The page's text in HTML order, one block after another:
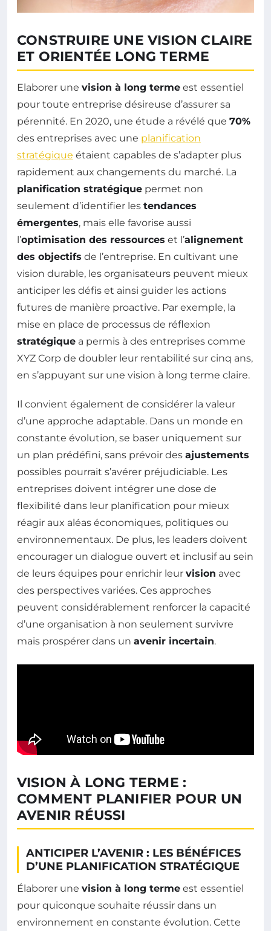
CONSTRUIRE UNE VISION CLAIRE
ET ORIENTÉE LONG TERME
Elaborer une vision à long terme est essentiel
pour toute entreprise désireuse d’assurer sa
pérennité. En 2020, une étude a révélé que 70%
des entreprises avec une planification
stratégique étaient capables de s’adapter plus
rapidement aux changements du marché. La
planification stratégique permet non
seulement d’identifier les tendances
émergentes, mais elle favorise aussi
l’optimisation des ressources et l’alignement
des objectifs de l’entreprise. En cultivant une
vision durable, les organisateurs peuvent mieux
anticiper les défis et ainsi guider les actions
futures de manière proactive. Par exemple, la
mise en place de processus de réflexion
stratégique a permis à des entreprises comme
XYZ Corp de doubler leur rentabilité sur cinq ans,
en s’appuyant sur une vision à long terme claire.
Il convient également de considérer la valeur
d’une approche adaptable. Dans un monde en
constante évolution, se baser uniquement sur
un plan prédéfini, sans prévoir des ajustements
possibles pourrait s’avérer préjudiciable. Les
entreprises doivent intégrer une dose de
flexibilité dans leur planification pour mieux
réagir aux aléas économiques, politiques ou
environnementaux. De plus, les leaders doivent
encourager un dialogue ouvert et inclusif au sein
de leurs équipes pour enrichir leur vision avec
des perspectives variées. Ces approches
peuvent considérablement renforcer la capacité
d’une organisation à non seulement survivre
mais prospérer dans un avenir incertain.
VISION À LONG TERME :
COMMENT PLANIFIER POUR UN
AVENIR RÉUSSI
ANTICIPER L’AVENIR : LES BÉNÉFICES
D’UNE PLANIFICATION STRATÉGIQUE
Élaborer une vision à long terme est essentiel
pour quiconque souhaite réussir dans un
environnement en constante évolution. Cette